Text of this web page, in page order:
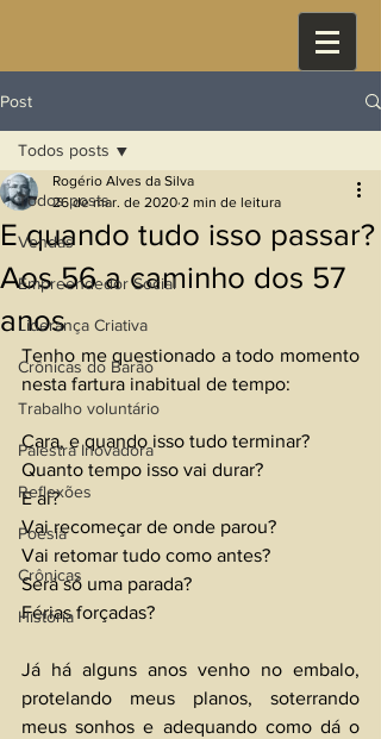
Post
Todos posts
Vendas
Empreendedor Social
Liderança Criativa
Crônicas do Barão
Trabalho voluntário
Palestra Inovadora
Reflexões
Poesia
Crônicas
História
Todos posts
E quando tudo isso passar?
Aos 56 a caminho dos 57
anos
Rogério Alves da Silva
26 de mar. de 2020 2 min de leitura
Tenho me questionado a todo momento
nesta fartura inabitual de tempo:
Cara, e quando isso tudo terminar?
Quanto tempo isso vai durar?
E aí?
Vai recomeçar de onde parou?
Vai retomar tudo como antes?
Será só uma parada?
Férias forçadas?
Já há alguns anos venho no embalo,
protelando meus planos, soterrando
meus sonhos e adequando como dá o